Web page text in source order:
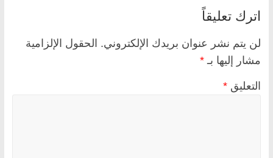
اترك تعليقاً
لن يتم نشر عنوان بريدك الإلكتروني. الحقول الإلزامية
مشار إليها بـ *
التعليق *